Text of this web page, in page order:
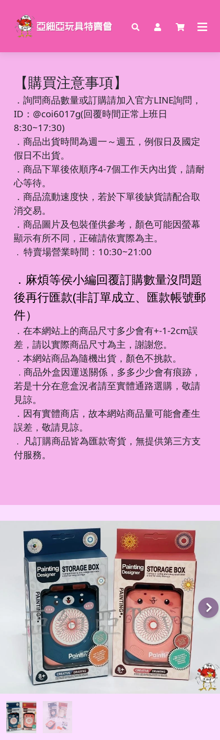
【購買注意事項】
． 詢問商品數量或訂購請加入官方LINE詢問，
ID：@coi6017g(回覆時間正常上班日
8:30~17:30)
．商品出貨時間為週一～週五，例假日及國定
假日不出貨。
．商品下單後依順序4-7個工作天內出貨，請耐
心等待。
．商品流動速度快，若於下單後缺貨請配合取
消交易。
．商品圖片及包裝僅供參考，顏色可能因螢幕
顯示有所不同，正確請依實際為主。
． 特賣場營業時間：10:30~21:00
．麻煩等侯小編回覆訂購數量沒問題
後再行匯款(非訂單成立、匯款帳號郵
件）
．在本網站上的商品尺寸多少會有+-1-2cm誤
差，請以實際商品尺寸為主，謝謝您。
．本網站商品為隨機出貨，顏色不挑款。
． 商品外盒因運送關係，多多少少會有痕跡，
若是十分在意盒況者請至實體通路選購，敬請
見諒。
．因有實體商店，故本網站商品量可能會產生
誤差，敬請見諒。
． 凡訂購商品皆為匯款寄貨，無提供第三方支
付服務。